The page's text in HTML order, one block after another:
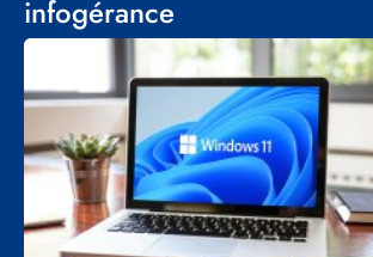
infogérance
Visuel